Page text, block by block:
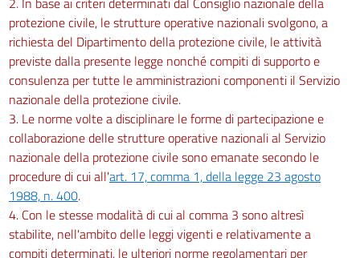
protezione civile, le strutture operative nazionali svolgono, a
richiesta del Dipartimento della protezione civile, le attività
previste dalla presente legge nonché compiti di supporto e
consulenza per tutte le amministrazioni componenti il Servizio
nazionale della protezione civile.
3. Le norme volte a disciplinare le forme di partecipazione e
collaborazione delle strutture operative nazionali al Servizio
nazionale della protezione civile sono emanate secondo le
procedure di cui all'art. 17, comma 1, della legge 23 agosto
1988, n. 400.
4. Con le stesse modalità di cui al comma 3 sono altresì
stabilite, nell'ambito delle leggi vigenti e relativamente a
compiti determinati, le ulteriori norme regolamentari per